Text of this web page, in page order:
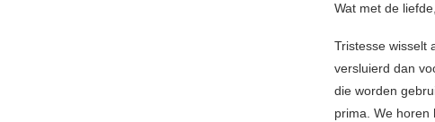
Wat met de
Tristesse wisselt
versluierd dan
die worden
prima. We horen